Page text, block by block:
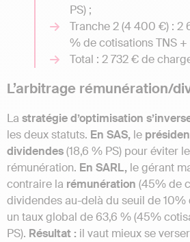
PS) ;
Tranche 2 (4 400 €) : 2
% de cotisations TNS +
Total : 2 732 € de
L’arbitrage rémunération/
La stratégie d’optimisation
les deux statuts. En SAS, le
dividendes(18,6 % PS) pour éviter
rémunération. En SARL, le gérant
contraire la rémunération (45% de
dividendes au-delà du seuil de
un taux global de 63,6 % (45%
PS). Résultat : il vaut mieux se